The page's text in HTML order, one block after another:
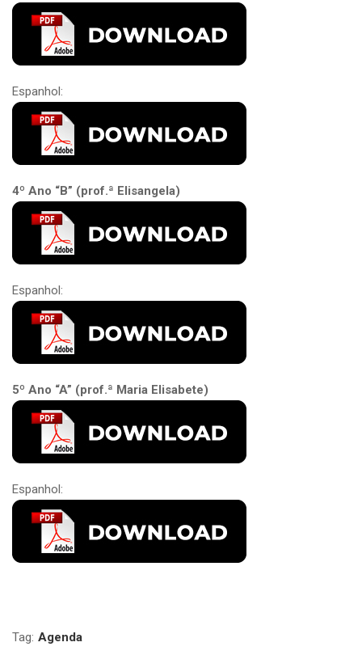
Espanhol:
4º Ano “B” (prof.ª Elisangela)
Espanhol:
5º Ano “A” (prof.ª Maria Elisabete)
Espanhol:
Tag: Agenda